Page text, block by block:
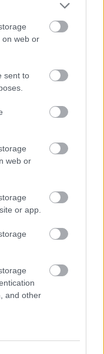
on web or
sent to
web or
or app.
and other
τα υποθαλάσσια
εξερεύνησή
Times